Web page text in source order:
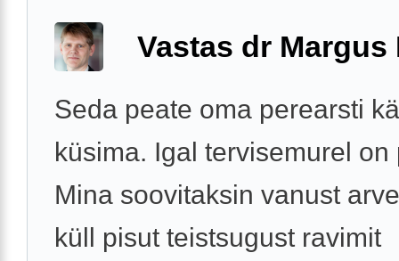
Vastas dr Margus
Seda peate oma perearsti
küsima. Igal tervisemurel on
Mina soovitaksin vanust
küll pisut teistsugust ravimit